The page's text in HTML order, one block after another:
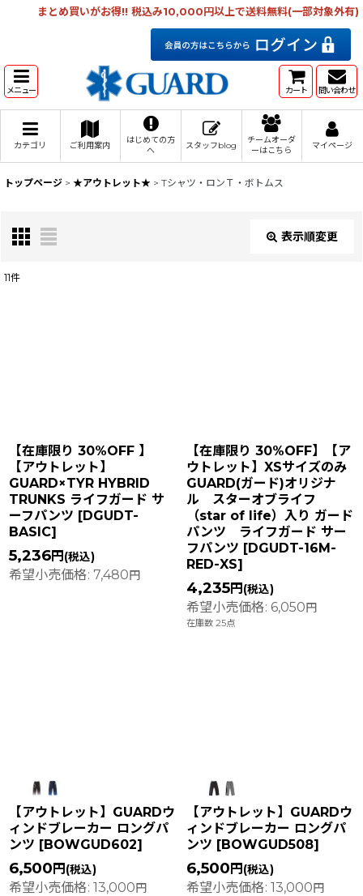
まとめ買いがお得!! 税込み10,000円以上で送料無料(一部対象外有)
メニュー カート 問い合わせ
カテゴリ ご利用案内
はじめての方
へ
スタッフblog
チームオーダ
ーはこちら
マイページ
トップページ > ★アウトレット★ > Tシャツ・ロンＴ・ボトムス
表示順変更
11件
【在庫限り 30%OFF 】
【アウトレット】
GUARD×TYR HYBRID
TRUNKS ライフガード サ
ーフパンツ [DGUDT-
BASIC]
5,236円 (税込)
希望小売価格: 7,480円
【在庫限り 30%OFF】【ア
ウトレット】XSサイズのみ
GUARD(ガード)オリジナ
ル スターオブライフ
（star of life）入り ガード
パンツ ライフガード サー
フパンツ [DGUDT-16M-
RED-XS]
4,235円 (税込)
希望小売価格: 6,050円
在庫数 25点
【アウトレット】GUARDウ
ィンドブレーカー ロングパ
ンツ [BOWGUD602]
6,500 円 (税込)
希望小売価格: 13,000円
【アウトレット】GUARDウ
ィンドブレーカー ロングパ
ンツ [BOWGUD508]
6,500 円 (税込)
希望小売価格: 13,000円